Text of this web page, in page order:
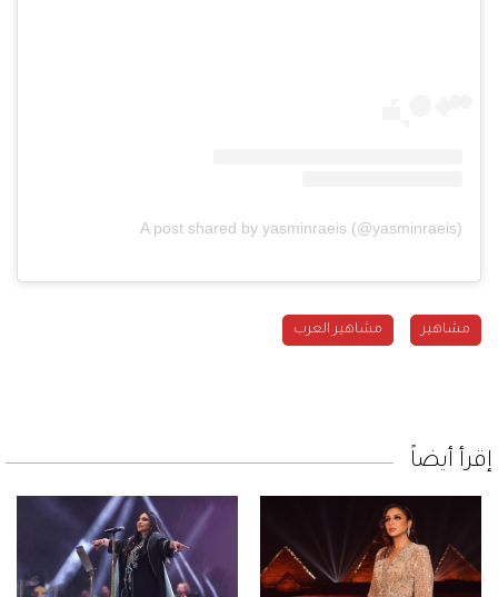
A post shared by yasminraeis (@yasminraeis)
مشاهير مشاهير العرب
إقرأ أيضاً